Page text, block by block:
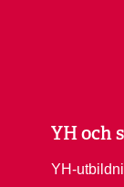
YH och
YH-